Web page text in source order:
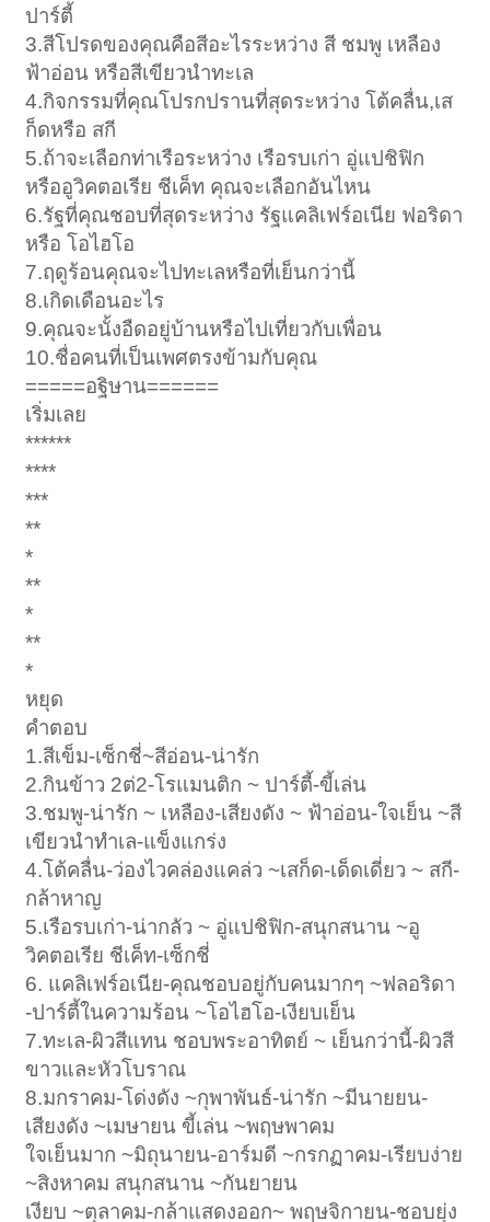
ปาร์ตี้
3.สีโปรดของคุณคือสีอะไรระหว่าง สี ชมพู เหลือง
ฟ้าอ่อน หรือสีเขียวนำทะเล
4.กิจกรรมที่คุณโปรกปรานที่สุดระหว่าง โต้คลื่น,เส
ก็ดหรือ สกี
5.ถ้าจะเลือกท่าเรือระหว่าง เรือรบเก่า อู่แปชิฟิก
หรืออูวิคตอเรีย ชีเค็ท คุณจะเลือกอันไหน
6.รัฐที่คุณชอบที่สุดระหว่าง รัฐแคลิเฟร์อเนีย ฟอริดา
หรือ โอไฮโอ
7.ฤดูร้อนคุณจะไปทะเลหรือที่เย็นกว่านี้
8.เกิดเดือนอะไร
9.คุณจะนั้งอืดอยู่บ้านหรือไปเที่ยวกับเพื่อน
10.ชื่อคนที่เป็นเพศตรงข้ามกับคุณ
=====อฐิษาน======
เริ่มเลย
******
****
***
**
*
**
*
**
*
หยุด
คำตอบ
1.สีเข็ม-เซ็กชี่~สีอ่อน-น่ารัก
2.กินข้าว 2ต่2-โรแมนติก ~ ปาร์ตี้-ขี้เล่น
3.ชมพู-น่ารัก ~ เหลือง-เสียงดัง ~ ฟ้าอ่อน-ใจเย็น ~สี
เขียวนำทำเล-แข็งแกร่ง
4.โต้คลื่น-ว่องไวคล่องแคล่ว ~เสก็ด-เด็ดเดี่ยว ~ สกี-
กล้าหาญ
5.เรือรบเก่า-น่ากลัว ~ อู่แปชิฟิก-สนุกสนาน ~อู
วิคตอเรีย ชีเค็ท-เซ็กชี่
6. แคลิเฟร์อเนีย-คุณชอบอยู่กับคนมากๆ ~ฟลอริดา
-ปาร์ตี้ในความร้อน ~โอไฮโอ-เงียบเย็น
7.ทะเล-ผิวสีแทน ชอบพระอาทิตย์ ~ เย็นกว่านี้-ผิวสี
ขาวและหัวโบราณ
8.มกราคม-โด่งดัง ~กุพาพันธ์-น่ารัก ~มีนายยน-
เสียงดัง ~เมษายน ขี้เล่น ~พฤษพาคม
ใจเย็นมาก ~มิถุนายน-อาร์มดี ~กรกฏาคม-เรียบง่าย
~สิงหาคม สนุกสนาน ~กันยายน
เงียบ ~ตุลาคม-กล้าแสดงออก~ พฤษจิกายน-ชอบยุ่ง